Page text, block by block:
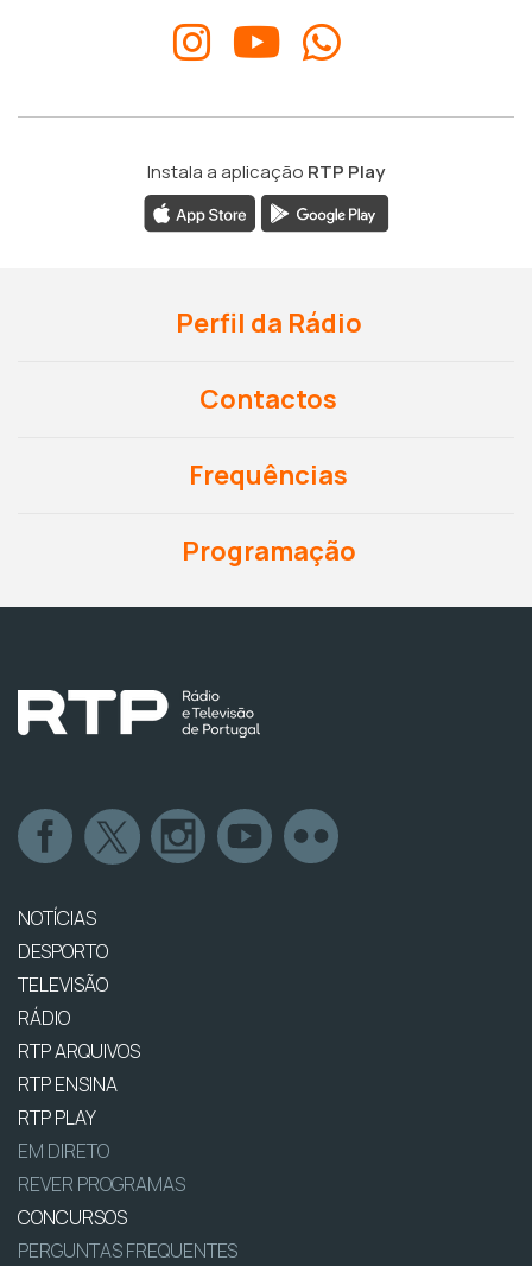
Instala a aplicação RTP Play
Perfil da Rádio
Contactos
Frequências
Programação
NOTÍCIAS
DESPORTO
TELEVISÃO
RÁDIO
RTP ARQUIVOS
RTP ENSINA
RTP PLAY
EM DIRETO
REVER PROGRAMAS
CONCURSOS
PERGUNTAS FREQUENTES